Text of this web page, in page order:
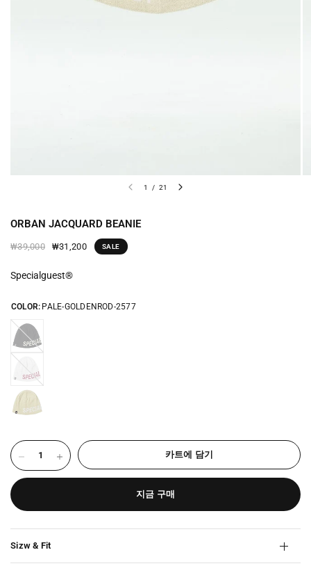
1 / 21
ORBAN JACQUARD BEANIE
₩39,000 ₩31,200 SALE
Specialguest®
COLOR: PALE-GOLDENROD-2577
BLACK-
2577
CLOUD-
DANCER-
카트에 담기
지금 구매
Sizw & Fit